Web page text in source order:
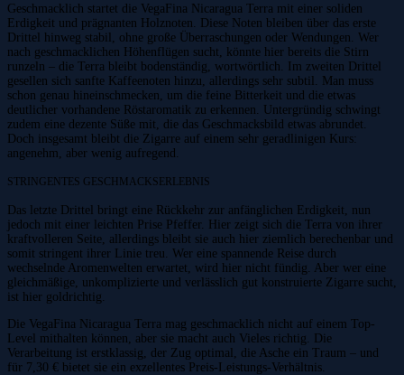
Geschmacklich startet die VegaFina Nicaragua Terra mit einer soliden
Erdigkeit und prägnanten Holznoten. Diese Noten bleiben über das erste
Drittel hinweg stabil, ohne große Überraschungen oder Wendungen. Wer
nach geschmacklichen Höhenflügen sucht, könnte hier bereits die Stirn
runzeln – die Terra bleibt bodenständig, wortwörtlich. Im zweiten Drittel
gesellen sich sanfte Kaffeenoten hinzu, allerdings sehr subtil. Man muss
schon genau hineinschmecken, um die feine Bitterkeit und die etwas
deutlicher vorhandene Röstaromatik zu erkennen. Untergründig schwingt
zudem eine dezente Süße mit, die das Geschmacksbild etwas abrundet.
Doch insgesamt bleibt die Zigarre auf einem sehr geradlinigen Kurs:
angenehm, aber wenig aufregend.
STRINGENTES GESCHMACKSERLEBNIS
Das letzte Drittel bringt eine Rückkehr zur anfänglichen Erdigkeit, nun
jedoch mit einer leichten Prise Pfeffer. Hier zeigt sich die Terra von ihrer
kraftvolleren Seite, allerdings bleibt sie auch hier ziemlich berechenbar und
somit stringent ihrer Linie treu. Wer eine spannende Reise durch
wechselnde Aromenwelten erwartet, wird hier nicht fündig. Aber wer eine
gleichmäßige, unkomplizierte und verlässlich gut konstruierte Zigarre sucht,
ist hier goldrichtig.
Die VegaFina Nicaragua Terra mag geschmacklich nicht auf einem Top-
Level mithalten können, aber sie macht auch Vieles richtig. Die
Verarbeitung ist erstklassig, der Zug optimal, die Asche ein Traum – und
für 7,30 € bietet sie ein exzellentes Preis-Leistungs-Verhältnis.